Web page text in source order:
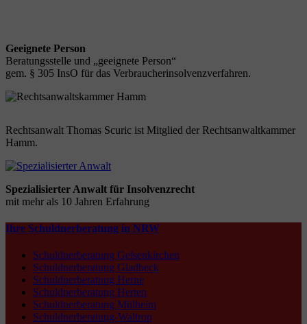
Geeignete Person
Beratungsstelle und „geeignete Person“
gem. § 305 InsO für das Verbraucherinsolvenzverfahren.
Rechtsanwalt Thomas Scuric ist Mitglied der Rechtsanwaltkammer
Hamm.
Spezialisierter Anwalt für Insolvenzrecht
mit mehr als 10 Jahren Erfahrung
Ihre Schuldnerberatung in NRW
Schuldnerberatung Gelsenkirchen
Schuldnerberatung Gladbeck
Schuldnerberatung Herne
Schuldnerberatung Herten
Schuldnerberatung Mülheim
Schuldnerberatung-Waltrop